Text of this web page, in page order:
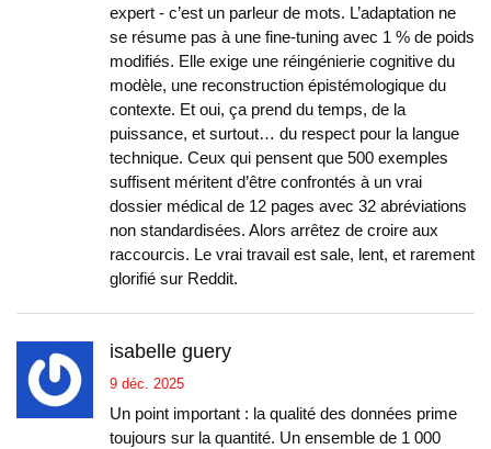
expert - c’est un parleur de mots. L’adaptation ne
se résume pas à une fine-tuning avec 1 % de poids
modifiés. Elle exige une réingénierie cognitive du
modèle, une reconstruction épistémologique du
contexte. Et oui, ça prend du temps, de la
puissance, et surtout… du respect pour la langue
technique. Ceux qui pensent que 500 exemples
suffisent méritent d’être confrontés à un vrai
dossier médical de 12 pages avec 32 abréviations
non standardisées. Alors arrêtez de croire aux
raccourcis. Le vrai travail est sale, lent, et rarement
glorifié sur Reddit.
isabelle guery
9 déc. 2025
Un point important : la qualité des données prime
toujours sur la quantité. Un ensemble de 1 000